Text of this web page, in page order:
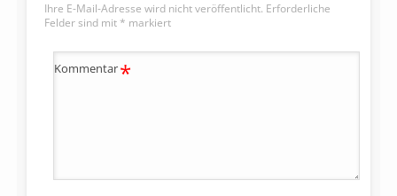
Ihre E-Mail-Adresse wird nicht veröffentlicht. Erforderliche
Felder sind mit * markiert
Kommentar*